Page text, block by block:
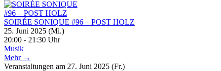
SOIRÉE SONIQUE #96 – POST HOLZ
25. Juni 2025 (Mi.)
20:00 - 21:30 Uhr
Musik
Mehr →
Veranstaltungen am 27. Juni 2025 (Fr.)